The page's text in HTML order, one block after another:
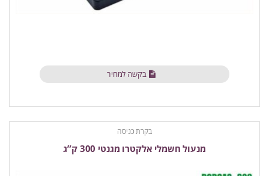
בקשה למחיר
בקרת כניסה
מנעול חשמלי אלקטרו מגנטי 300 ק”ג